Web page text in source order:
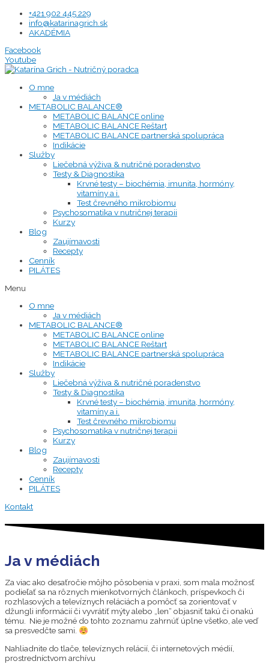
Preskočiť
obsah
+421 902 445 229
info@katarinagrich.sk
AKADÉMIA
Facebook
Youtube
O mne
Ja v médiách
METABOLIC BALANCE®
METABOLIC BALANCE online
METABOLIC BALANCE Reštart
METABOLIC BALANCE partnerská spolupráca
Indikácie
Služby
Liečebná výživa & nutričné poradenstvo
Testy & Diagnostika
Krvné testy – biochémia, imunita, hormóny,
vitamíny a i.
Test črevného mikrobiomu
Psychosomatika v nutričnej terapii
Kurzy
Blog
Zaujímavosti
Recepty
Cenník
PILÁTES
Menu
O mne
Ja v médiách
METABOLIC BALANCE®
METABOLIC BALANCE online
METABOLIC BALANCE Reštart
METABOLIC BALANCE partnerská spolupráca
Indikácie
Služby
Liečebná výživa & nutričné poradenstvo
Testy & Diagnostika
Krvné testy – biochémia, imunita, hormóny,
vitamíny a i.
Test črevného mikrobiomu
Psychosomatika v nutričnej terapii
Kurzy
Blog
Zaujímavosti
Recepty
Cenník
PILÁTES
Kontakt
Ja v médiách
Za viac ako desaťročie môjho pôsobenia v praxi, som mala možnosť
podieľať sa na rôznych mienkotvorných článkoch, príspevkoch či
rozhlasových a televíznych reláciách a pomôcť sa zorientovať v
džungli informácií či vyvrátiť mýty alebo „len“ objasniť takú či onakú
tému. Nie je možné do tohto zoznamu zahrnúť úplne všetko, ale veď
sa presvedčte sami.
Nahliadnite do tlače, televíznych relácií, či internetových médií,
prostredníctvom archívu